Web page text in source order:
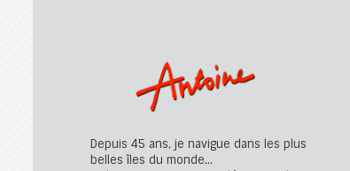
Depuis 45 ans, je navigue dans les plus
belles îles du monde...